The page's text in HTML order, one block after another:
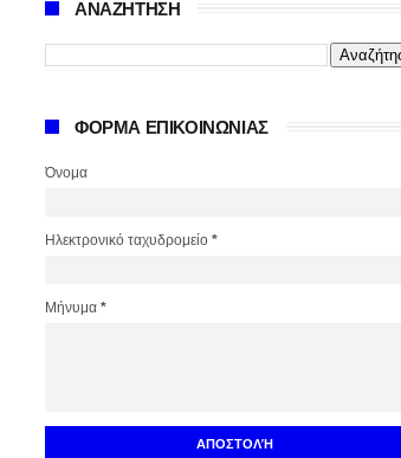
ΑΝΑΖΗΤΗΣΗ
ΦΟΡΜΑ ΕΠΙΚΟΙΝΩΝΙΑΣ
Όνομα
Ηλεκτρονικό ταχυδρομείο *
Μήνυμα *